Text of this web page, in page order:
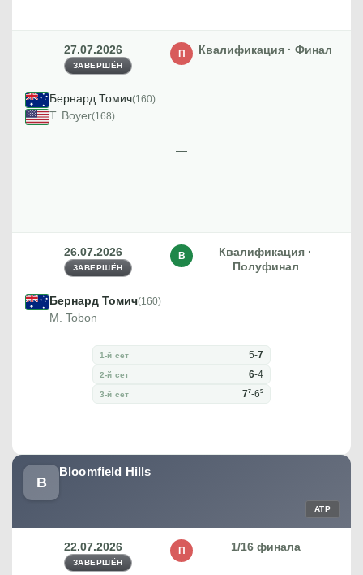
27.07.2026
ЗАВЕРШЁН
Квалификация · Финал
П
Бернард Томич(160)
T. Boyer(168)
—
26.07.2026
ЗАВЕРШЁН
Квалификация ·
Полуфинал
В
Бернард Томич(160)
M. Tobon
1-й сет 5-7
2-й сет 6-4
3-й сет 77-65
B
Bloomfield Hills
ATP
22.07.2026
ЗАВЕРШЁН
1/16 финала
П